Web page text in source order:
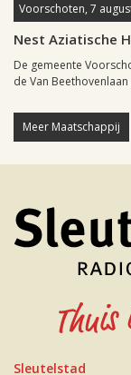
Voorschoten, 7
Nest Aziatische
De gemeente
de Van
Meer Maatschappij
Sleutelstad